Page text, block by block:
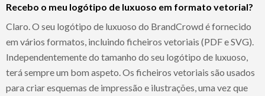
Recebo o meu logótipo de luxuoso em formato vetorial?
Claro. O seu logótipo de luxuoso do BrandCrowd é fornecido
em vários formatos, incluindo ficheiros vetoriais (PDF e SVG).
Independentemente do tamanho do seu logótipo de luxuoso,
terá sempre um bom aspeto. Os ficheiros vetoriais são usados
para criar esquemas de impressão e ilustrações, uma vez que